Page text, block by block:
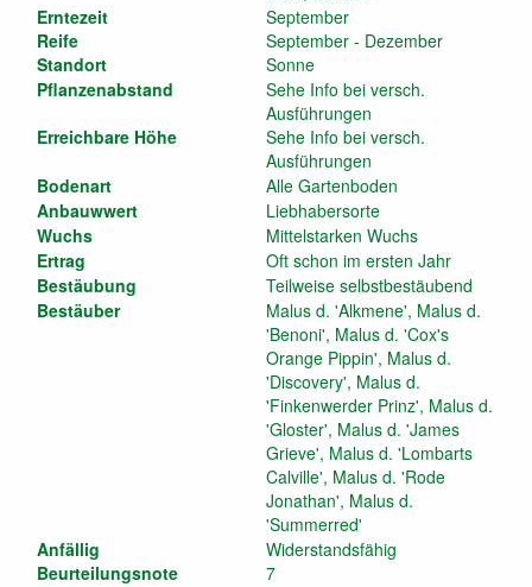
Erntezeit
Reife
Standort
September
September - Dezember
Sonne
Pflanzenabstand
Erreichbare Höhe
Sehe Info bei versch.
Ausführungen
Sehe Info bei versch.
Ausführungen
Bodenart
Alle Gartenboden
Anbauwwert
Liebhabersorte
Wuchs
Mittelstarken Wuchs
Ertrag
Oft schon im ersten Jahr
Bestäubung
Teilweise selbstbestäubend
Bestäuber
Malus d. 'Alkmene', Malus d.
'Benoni', Malus d. 'Cox's
Orange Pippin', Malus d.
'Discovery', Malus d.
'Finkenwerder Prinz', Malus d.
'Gloster', Malus d. 'James
Grieve', Malus d. 'Lombarts
Calville', Malus d. 'Rode
Jonathan', Malus d.
'Summerred'
Anfällig
Beurteilungsnote
Widerstandsfähig
7